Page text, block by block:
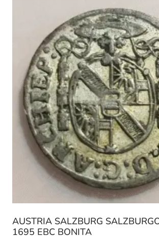
AUSTRIA SALZBURG
1695 EBC BONITA